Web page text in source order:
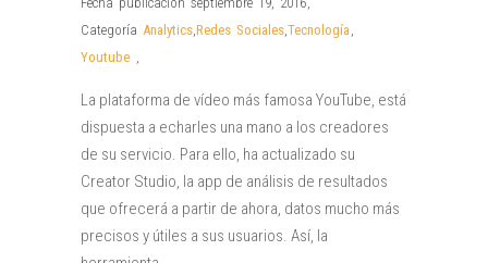
Categoría Analytics,Redes Sociales,Tecnología ,
Youtube ,
La plataforma de vídeo más famosa YouTube, está
dispuesta a echarles una mano a los creadores
de su servicio. Para ello, ha actualizado su
Creator Studio, la app de análisis de resultados
que ofrecerá a partir de ahora, datos mucho más
precisos y útiles a sus usuarios. Así, la